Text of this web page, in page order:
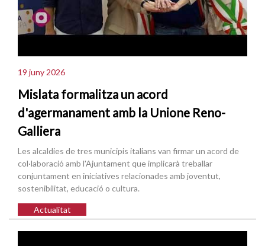
19 juny 2026
Mislata formalitza un acord
d'agermanament amb la Unione Reno-
Galliera
Les alcaldies de tres municipis italians van firmar un acord de
col·laboració amb l'Ajuntament que implicarà treballar
conjuntament en iniciatives relacionades amb joventut,
sostenibilitat, educació o cultura.
Actualitat